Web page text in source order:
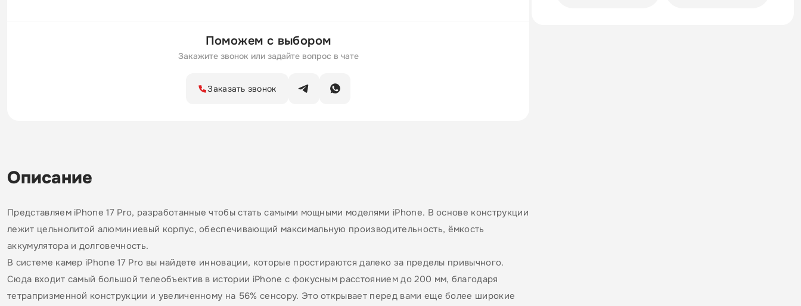
Поможем с выбором
Закажите звонок или задайте вопрос в чате
Заказать звонок
Описание
Представляем iPhone 17 Pro, разработанные чтобы стать самыми мощными моделями iPhone. В основе конструкции
лежит цельнолитой алюминиевый корпус, обеспечивающий максимальную производительность, ёмкость
аккумулятора и долговечность.
В системе камер iPhone 17 Pro вы найдете инновации, которые простираются далеко за пределы привычного.
Сюда входит самый большой телеобъектив в истории iPhone с фокусным расстоянием до 200 мм, благодаря
тетрапризменной конструкции и увеличенному на 56% сенсору. Это открывает перед вами еще более широкие